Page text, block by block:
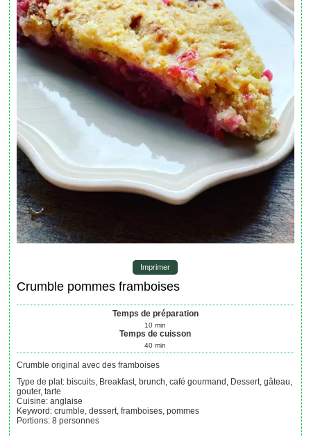
Imprimer
Crumble pommes framboises
Temps de préparation
10 min
Temps de cuisson
40 min
Crumble original avec des framboises
Type de plat: biscuits, Breakfast, brunch, café gourmand, Dessert, gâteau,
gouter, tarte
Cuisine: anglaise
Keyword: crumble, dessert, framboises, pommes
Portions:8 personnes